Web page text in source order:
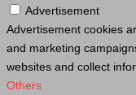
Advertisement
Advertisement cookies
and marketing
websites and collect
Others